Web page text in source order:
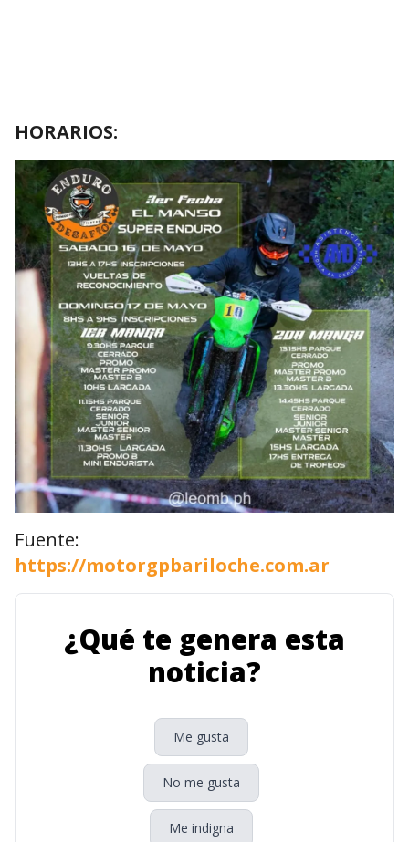
HORARIOS:
Fuente:
https://motorgpbariloche.com.ar
¿Qué te genera esta
noticia?
Me gusta
No me gusta
Me indigna